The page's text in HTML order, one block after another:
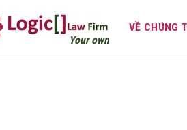
Your own attorney
VỀ CHÚNG